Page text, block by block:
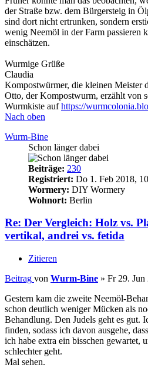
der Straße bzw. dem Bürgersteig in
sind dort nicht ertrunken, sondern
wenig Neemöl in der Farm passieren
einschätzen.
Wurmige Grüße
Claudia
Kompostwürmer, die kleinen Meister
Otto, der Kompostwurm, erzählt von
Wurmkiste aufhttps://
Nach oben
Wurm-Bine
Schon länger dabei
Beiträge: 230
Registriert: Do 1. Feb 2018,
Wormery: DIY Wormery
Wohnort: Berlin
Re: Der Vergleich: Holz vs.
vertikal, andrei vs. fetida
Zitieren
Beitrag von Wurm-Bine » Fr 29. Jun
Gestern kam die zweite Neemöl-
schon deutlich weniger Mücken als
Behandlung. Den Judels geht es gut.
finden, sodass ich davon ausgehe,
ich habe extra ein bisschen gewartet,
schlechter geht.
Mal sehen.